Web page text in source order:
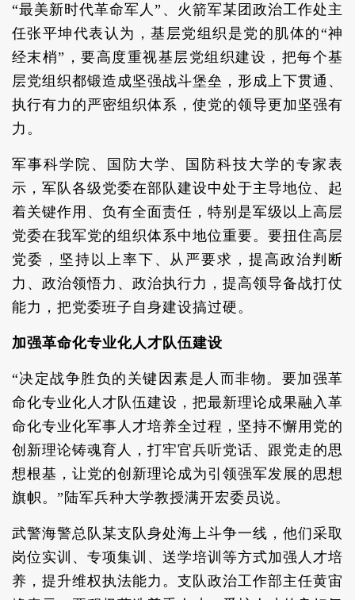
“最美新时代革命军人”、火箭军某团政治工作处主
任张平坤代表认为，基层党组织是党的肌体的“神
经末梢”，要高度重视基层党组织建设，把每个基
层党组织都锻造成坚强战斗堡垒，形成上下贯通、
执行有力的严密组织体系，使党的领导更加坚强有
力。
军事科学院、国防大学、国防科技大学的专家表
示，军队各级党委在部队建设中处于主导地位、起
着关键作用、负有全面责任，特别是军级以上高层
党委在我军党的组织体系中地位重要。要扭住高层
党委，坚持以上率下、从严要求，提高政治判断
力、政治领悟力、政治执行力，提高领导备战打仗
能力，把党委班子自身建设搞过硬。
加强革命化专业化人才队伍建设
“决定战争胜负的关键因素是人而非物。要加强革
命化专业化人才队伍建设，把最新理论成果融入革
命化专业化军事人才培养全过程，坚持不懈用党的
创新理论铸魂育人，打牢官兵听党话、跟党走的思
想根基，让党的创新理论成为引领强军发展的思想
旗帜。”陆军兵种大学教授满开宏委员说。
武警海警总队某支队身处海上斗争一线，他们采取
岗位实训、专项集训、送学培训等方式加强人才培
养，提升维权执法能力。支队政治工作部主任黄宙